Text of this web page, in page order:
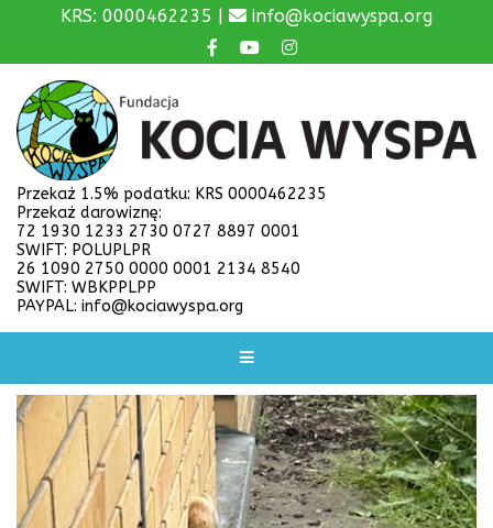
KRS: 0000462235 | info@kociawyspa.org
Przekaż 1.5% podatku: KRS 0000462235
Przekaż darowiznę:
72 1930 1233 2730 0727 8897 0001
SWIFT: POLUPLPR
26 1090 2750 0000 0001 2134 8540
SWIFT: WBKPPLPP
PAYPAL: info@kociawyspa.org